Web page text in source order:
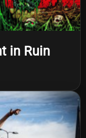
in Ruin